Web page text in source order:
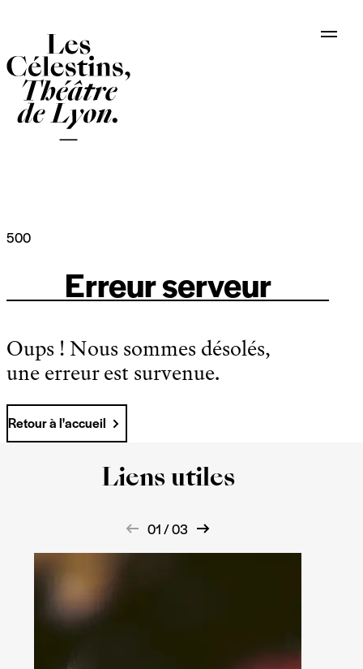
500
Erreur serveur
Oups ! Nous sommes désolés,
une erreur est survenue.
Retour à l'accueil
Liens utiles
01 / 03